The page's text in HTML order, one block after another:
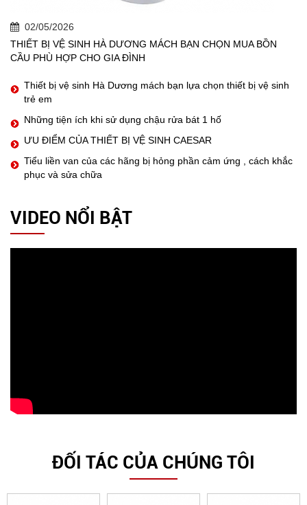
02/05/2026
THIẾT BỊ VỆ SINH HÀ DƯƠNG MÁCH BẠN CHỌN MUA BỒN
CẦU PHÙ HỢP CHO GIA ĐÌNH
Thiết bị vệ sinh Hà Dương mách bạn lựa chọn thiết bị vệ sinh
trẻ em
Những tiện ích khi sử dụng chậu rửa bát 1 hố
ƯU ĐIỂM CỦA THIẾT BỊ VỆ SINH CAESAR
Tiểu liền van của các hãng bị hỏng phần cảm ứng , cách khắc
phục và sửa chữa
VIDEO NỔI BẬT
ĐỐI TÁC CỦA CHÚNG TÔI